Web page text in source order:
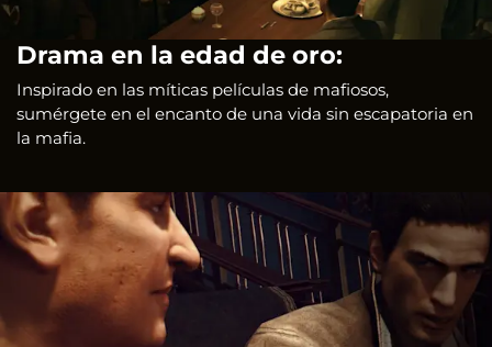
Drama en la edad de oro:
Inspirado en las míticas películas de mafiosos,
sumérgete en el encanto de una vida sin escapatoria en
la mafia.